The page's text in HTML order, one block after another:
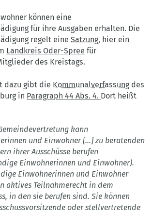
können eine
für ihre Ausgaben erhalten. Die
regelt eine Satzung, hier ein
Landkreis Oder-Spree für
des Kreistags.
dazu gibt die Kommunalverfassungdes
in Paragraph 44 Abs. 4. Dort heißt
kann
und Einwohner [...] zu beratenden
ihrer Ausschüsse berufen
Einwohnerinnen und Einwohner).
Einwohnerinnen und Einwohner
aktives Teilnahmerecht in dem
in den sie berufen sind. Sie können
oder stellvertretende